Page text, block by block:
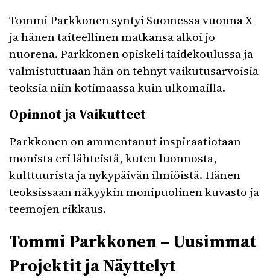
Tommi Parkkonen syntyi Suomessa vuonna X
ja hänen taiteellinen matkansa alkoi jo
nuorena. Parkkonen opiskeli taidekoulussa ja
valmistuttuaan hän on tehnyt vaikutusarvoisia
teoksia niin kotimaassa kuin ulkomailla.
Opinnot ja Vaikutteet
Parkkonen on ammentanut inspiraatiotaan
monista eri lähteistä, kuten luonnosta,
kulttuurista ja nykypäivän ilmiöistä. Hänen
teoksissaan näkyykin monipuolinen kuvasto ja
teemojen rikkaus.
Tommi Parkkonen – Uusimmat
Projektit ja Näyttelyt